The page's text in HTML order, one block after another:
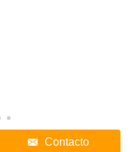
Contacto